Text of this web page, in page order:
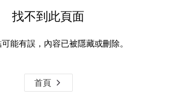
找不到此頁面
能有誤，內容已被隱藏或刪除。
首頁